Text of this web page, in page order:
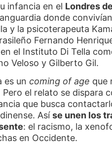
infancia en el Londres
donde
y la psicoterapeuta
Fernando
el Instituto Di Tella
Veloso y Gilberto Gil.
es uncoming of age que
el relato se dispara
que busca
Asíse unen los
: el racismo, la
en Occidente.